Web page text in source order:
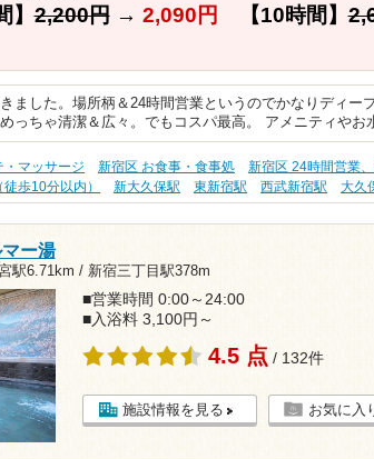
】2,200円→ 2,090円 【10時間】
ました。場所柄＆24時間営業というのでかなりディー
っちゃ清潔＆広々。でもコスパ最高。 アメニティやお
・マッサージ 新宿区 お食事・食事処
新宿区 24時間営業
歩10分以内）
新大久保駅 東新宿駅 西武新宿駅 大久
ー湯
駅6.71km / 新宿三丁目駅378m
■営業時間 0:00～24:00
■入浴料 3,100円～
4.5 点 / 132件
施設情報を見る お気に入